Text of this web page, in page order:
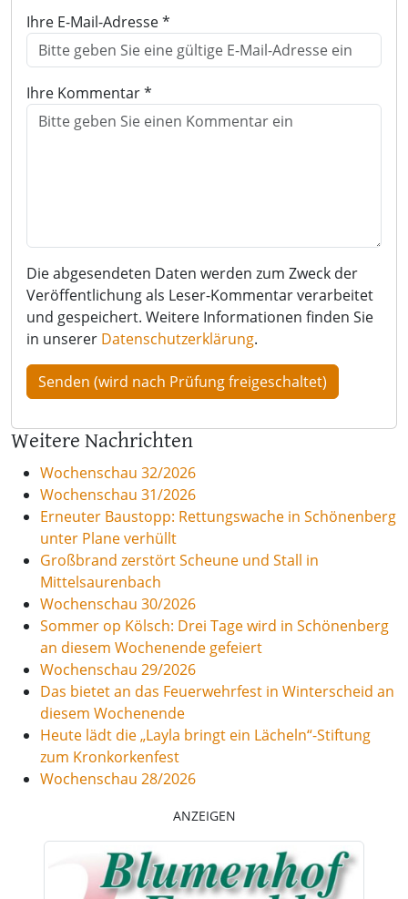
Ihre E-Mail-Adresse *
Ihre Kommentar *
Die abgesendeten Daten werden zum Zweck der
Veröffentlichung als Leser-Kommentar verarbeitet
und gespeichert. Weitere Informationen finden Sie
in unserer Datenschutzerklärung.
Weitere Nachrichten
Wochenschau 32/2026
Wochenschau 31/2026
Erneuter Baustopp: Rettungswache in Schönenberg
unter Plane verhüllt
Großbrand zerstört Scheune und Stall in
Mittelsaurenbach
Wochenschau 30/2026
Sommer op Kölsch: Drei Tage wird in Schönenberg
an diesem Wochenende gefeiert
Wochenschau 29/2026
Das bietet an das Feuerwehrfest in Winterscheid an
diesem Wochenende
Heute lädt die „Layla bringt ein Lächeln“-Stiftung
zum Kronkorkenfest
Wochenschau 28/2026
ANZEIGEN